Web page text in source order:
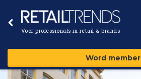
Voor professionals in retail & brands
Word member